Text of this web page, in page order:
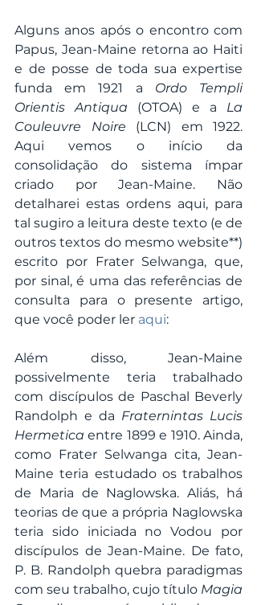
Alguns anos após o encontro com
Papus, Jean-Maine retorna ao Haiti
e de posse de toda sua expertise
funda em 1921 a Ordo Templi
Orientis Antiqua (OTOA) e a La
Couleuvre Noire (LCN) em 1922.
Aqui vemos o início da
consolidação do sistema ímpar
criado por Jean-Maine. Não
detalharei estas ordens aqui, para
tal sugiro a leitura deste texto (e de
outros textos do mesmo website**)
escrito por Frater Selwanga, que,
por sinal, é uma das referências de
consulta para o presente artigo,
que você poder ler aqui:
Além disso, Jean-Maine
possivelmente teria trabalhado
com discípulos de Paschal Beverly
Randolph e da Fraternintas Lucis
Hermetica entre 1899 e 1910. Ainda,
como Frater Selwanga cita, Jean-
Maine teria estudado os trabalhos
de Maria de Naglowska. Aliás, há
teorias de que a própria Naglowska
teria sido iniciada no Vodou por
discípulos de Jean-Maine. De fato,
P. B. Randolph quebra paradigmas
com seu trabalho, cujo título Magia